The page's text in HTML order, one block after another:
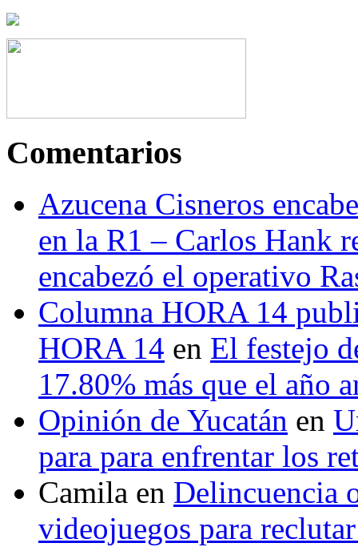
Comentarios
Azucena Cisneros
en la R1 – Carlos Hank
encabezó el operativo
Columna HORA 14
HORA 14 en El festejo
17.80% más que el año
Opinión de Yucatán en
para para enfrentar los
Camila en Delincuencia
videojuegos para